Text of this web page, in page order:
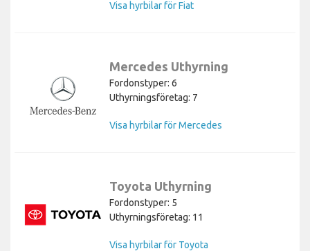
Visa hyrbilar för Fiat
Mercedes Uthyrning
Fordonstyper: 6
Uthyrningsföretag: 7
Visa hyrbilar för Mercedes
Toyota Uthyrning
Fordonstyper: 5
Uthyrningsföretag: 11
Visa hyrbilar för Toyota